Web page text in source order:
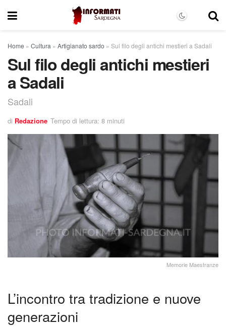
Home » Cultura » Artigianato sardo » Sul filo degli antichi mestieri a Sadali
Sul filo degli antichi mestieri
a Sadali
Sadali
di Redazione Tempo di lettura: 8 minuti
Memorie Maestranze
L’incontro tra tradizione e nuove
generazioni